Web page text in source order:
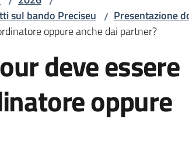
sul bando Preciseu / Presentazione
oppure anche dai partner?
deve essere
oppure